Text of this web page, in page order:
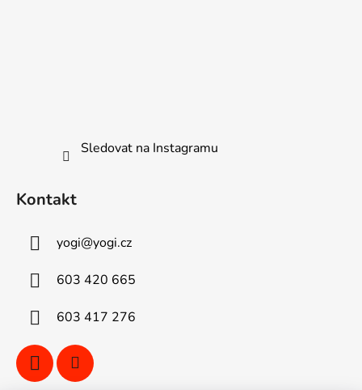
Sledovat na Instagramu
Kontakt
yogi@yogi.cz
603 420 665
603 417 276